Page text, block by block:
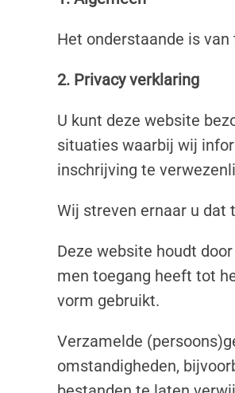
Het onderstaande is
2. Privacy verklaring
U kunt deze website
situaties waarbij wij
inschrijving te
Wij streven ernaar u
Deze website houdt
men toegang heeft tot
vorm gebruikt.
Verzamelde
omstandigheden,